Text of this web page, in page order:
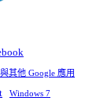
其他 Google 應用
Windows 7